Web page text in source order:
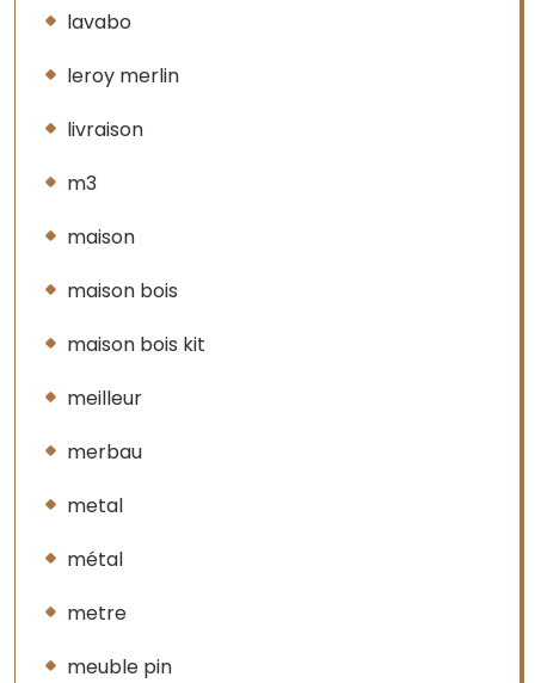
lavabo
leroy merlin
livraison
m3
maison
maison bois
maison bois kit
meilleur
merbau
metal
métal
metre
meuble pin